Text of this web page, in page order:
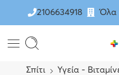
2106634918 Όλα
Σπίτι Υγεία -